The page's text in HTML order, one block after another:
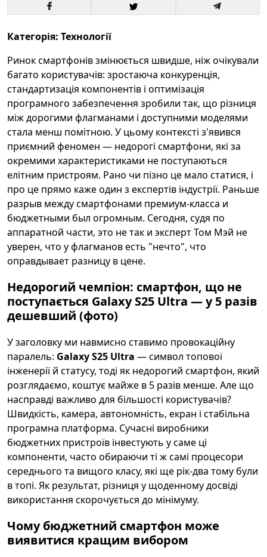
Категорія: Технології
Ринок смартфонів змінюється швидше, ніж очікували
багато користувачів: зростаюча конкуренція,
стандартизація компонентів і оптимізація
програмного забезпечення зробили так, що різниця
між дорогими флагманами і доступними моделями
стала менш помітною. У цьому контексті з'явився
приємний феномен — недорогі смартфони, які за
окремими характеристиками не поступаються
елітним пристроям. Рано чи пізно це мало статися, і
про це прямо каже один з експертів індустрії. Раньше
разрыв между смартфонами премиум-класса и
бюджетными был огромным. Сегодня, судя по
аппаратной части, это не так и эксперт Том Мэй не
уверен, что у флагманов есть "нечто", что
оправдывает разницу в цене.
Недорогий чемпіон: смартфон, що не
поступається Galaxy S25 Ultra — у 5 разів
дешевший (фото)
У заголовку ми навмисно ставимо провокаційну
паралель: Galaxy S25 Ultra — символ топової
інженерії й статусу, тоді як недорогий смартфон, який
розглядаємо, коштує майже в 5 разів менше. Але що
насправді важливо для більшості користувачів?
Швидкість, камера, автономність, екран і стабільна
програмна платформа. Сучасні виробники
бюджетних пристроїв інвестують у саме ці
компоненти, часто обираючи ті ж самі процесори
середнього та вищого класу, які ще рік-два тому були
в топі. Як результат, різниця у щоденному досвіді
використання скорочується до мінімуму.
Чому бюджетний смартфон може
виявитися кращим вибором